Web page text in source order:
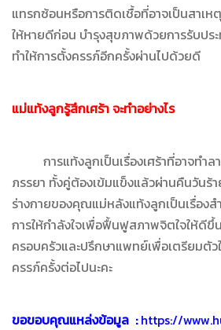
แทรกซ้อนหรือการติดเชื้อที่อาจเป็นสาเห
ให้หายดีก่อน บำรุงสุขภาพด้วยการรับปร
ทำให้การตั้งครรภ์อีกครั้งผ่านไปด้วยดี
แม่แท้งลูกรู้สึกเศร้า จะทำอย่างไร
การแท้งลูกเป็นเรื่องเศร้าที่อาจทำล
ภรรยา ทั้งคู่ต้องเข้มแข็งแล้วผ่านคืนวันร้
ร่างกายของคุณแม่หลังแท้งลูกเป็นเรื่องส
การให้กำลังใจเพื่อฟื้นฟูสภาพจิตใจให้ดี
ครอบครัวและปรึกษาแพทย์เพื่อเตรียมตั
ครรภ์ครั้งต่อไปนะคะ
ขอขอบคุณแหล่งข้อมูล :https://